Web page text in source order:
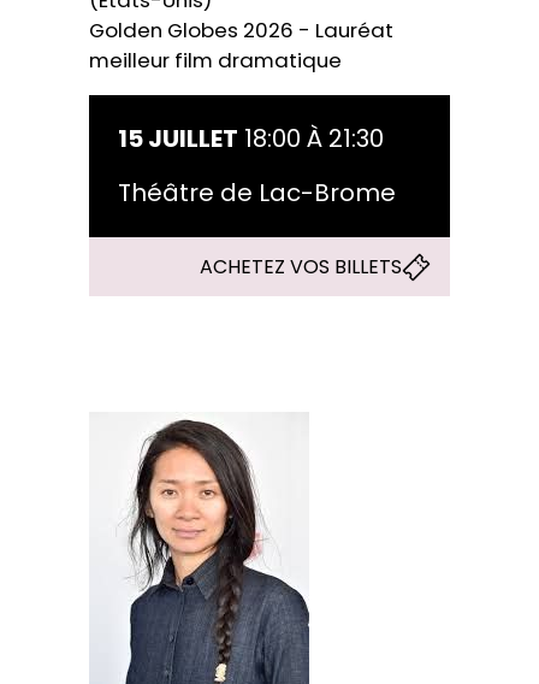
Golden Globes 2026 - Lauréat
meilleur film dramatique
15 JUILLET 18:00 À 21:30
Théâtre de Lac-Brome
ACHETEZ VOS BILLETS